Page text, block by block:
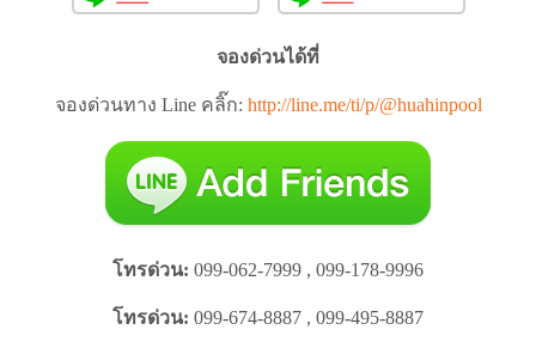
จองด่วนได้ที่
จองด่วนทาง Line คลิ๊ก: http://line.me/ti/p/@huahinpool
โทรด่วน: 099-062-7999 , 099-178-9996
โทรด่วน: 099-674-8887 , 099-495-8887